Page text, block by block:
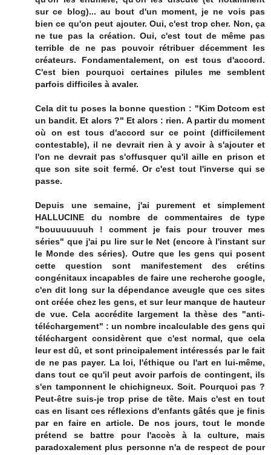
sur ce blog)... au bout d'un moment, je ne vois pas
bien ce qu'on peut ajouter. Oui, c'est trop cher. Non, ça
ne tue pas la création. Oui, c'est tout de même pas
terrible de ne pas pouvoir rétribuer décemment les
créateurs. Fondamentalement, on est tous d'accord.
C'est bien pourquoi certaines pilules me semblent
parfois difficiles à avaler.
Cela dit tu poses la bonne question : "Kim Dotcom est
un bandit. Et alors ?" Et alors : rien. A partir du moment
où on est tous d'accord sur ce point (difficilement
contestable), il ne devrait rien à y avoir à s'ajouter et
l'on ne devrait pas s'offusquer qu'il aille en prison et
que son site soit fermé. Or c'est tout l'inverse qui se
passe.
Depuis une semaine, j'ai purement et simplement
HALLUCINE du nombre de commentaires de type
"bouuuuuuuh ! comment je fais pour trouver mes
séries" que j'ai pu lire sur le Net (encore à l'instant sur
le Monde des séries). Outre que les gens qui posent
cette question sont manifestement des crétins
congénitaux incapables de faire une recherche google,
c'en dit long sur la dépendance aveugle que ces sites
ont créée chez les gens, et sur leur manque de hauteur
de vue. Cela accrédite largement la thèse des "anti-
téléchargement" : un nombre incalculable des gens qui
téléchargent considèrent que c'est normal, que cela
leur est dû, et sont principalement intéressés par le fait
de ne pas payer. La loi, l'éthique ou l'art en lui-même,
dans tout ce qu'il peut avoir parfois de contingent, ils
s'en tamponnent le chichigneux. Soit. Pourquoi pas ?
Peut-être suis-je trop prise de tête. Mais c'est en tout
cas en lisant ces réflexions d'enfants gâtés que je finis
par en faire en article. De nos jours, tout le monde
prétend se battre pour l'accès à la culture, mais
paradoxalement plus personne n'a de respect de pour